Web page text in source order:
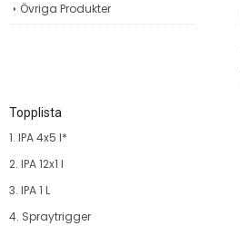
Övriga Produkter
Topplista
1. IPA 4x5 l*
2. IPA 12x1 l
3. IPA 1 L
4. Spraytrigger